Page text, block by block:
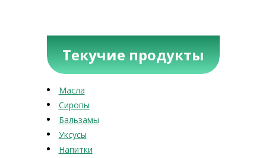
Текучие продукты
Масла
Сиропы
Бальзамы
Уксусы
Напитки